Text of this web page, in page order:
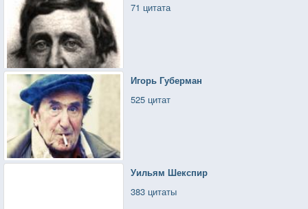
71 цитата
Игорь Губерман
525 цитат
Уильям Шекспир
383 цитаты